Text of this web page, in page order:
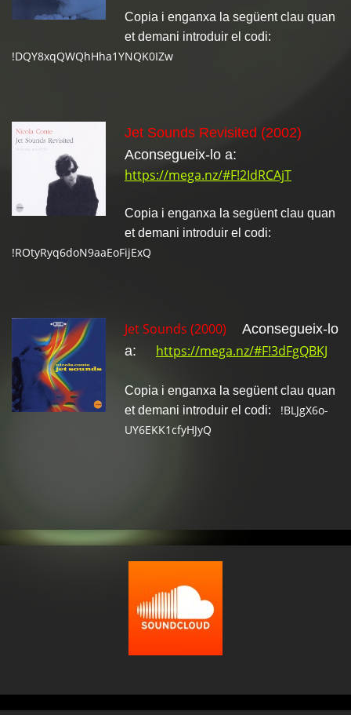
Copia i enganxa la següent clau quan
et demani introduir el codi:
!DQY8xqQWQhHha1YNQK0IZw
Jet Sounds Revisited (2002)
Aconsegueix-lo a:
https://mega.nz/#F!2IdRCAjT
Copia i enganxa la següent clau quan
et demani introduir el codi:
!ROtyRyq6doN9aaEoFijExQ
Jet Sounds (2000)
Aconsegueix-lo
a: https://mega.nz/#F!3dFgQBKJ
Copia i enganxa la següent clau quan
et demani introduir el codi: !BLJgX6o-
UY6EKK1cfyHJyQ